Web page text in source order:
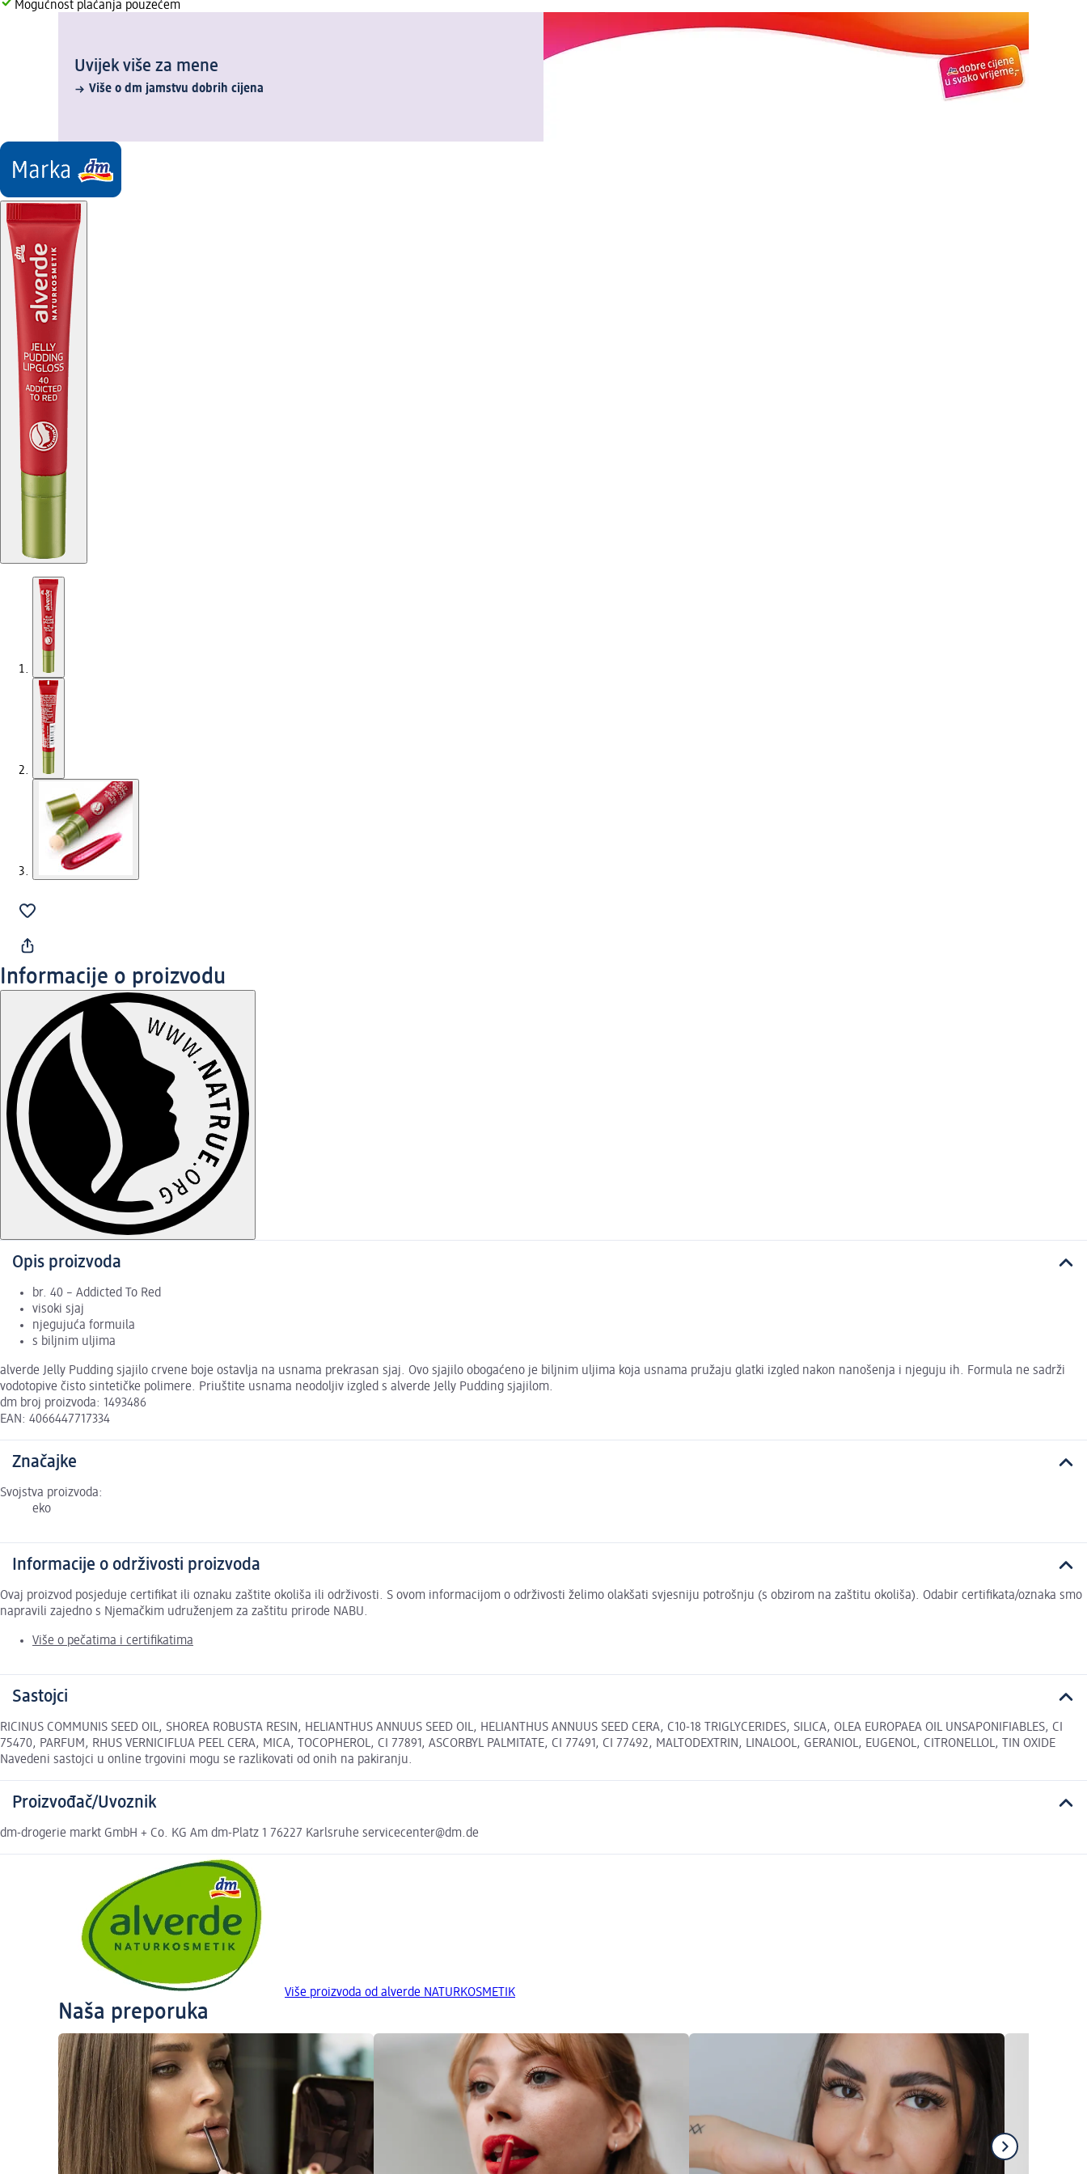
Mogućnost plaćanja pouzećem
Uvijek više za mene
Više o dm jamstvu dobrih cijena
Informacije o proizvodu
Opis proizvoda
br. 40 – Addicted To Red
visoki sjaj
njegujuća formuila
s biljnim uljima
alverde Jelly Pudding sjajilo crvene boje ostavlja na usnama prekrasan sjaj. Ovo sjajilo obogaćeno je biljnim uljima koja usnama pružaju glatki izgled nakon nanošenja i njeguju ih. Formula ne sadrži
vodotopive čisto sintetičke polimere. Priuštite usnama neodoljiv izgled s alverde Jelly Pudding sjajilom.
dm broj proizvoda: 1493486
EAN: 4066447717334
Značajke
Svojstva proizvoda:
eko
Informacije o održivosti proizvoda
Ovaj proizvod posjeduje certifikat ili oznaku zaštite okoliša ili održivosti. S ovom informacijom o održivosti želimo olakšati svjesniju potrošnju (s obzirom na zaštitu okoliša). Odabir certifikata/oznaka smo
napravili zajedno s Njemačkim udruženjem za zaštitu prirode NABU.
Više o pečatima i certifikatima
Sastojci
RICINUS COMMUNIS SEED OIL, SHOREA ROBUSTA RESIN, HELIANTHUS ANNUUS SEED OIL, HELIANTHUS ANNUUS SEED CERA, C10-18 TRIGLYCERIDES, SILICA, OLEA EUROPAEA OIL UNSAPONIFIABLES, CI
75470, PARFUM, RHUS VERNICIFLUA PEEL CERA, MICA, TOCOPHEROL, CI 77891, ASCORBYL PALMITATE, CI 77491, CI 77492, MALTODEXTRIN, LINALOOL, GERANIOL, EUGENOL, CITRONELLOL, TIN OXIDE
Navedeni sastojci u online trgovini mogu se razlikovati od onih na pakiranju.
Proizvođač/Uvoznik
dm-drogerie markt GmbH + Co. KG Am dm-Platz 1 76227 Karlsruhe servicecenter@dm.de
Više proizvoda od alverde NATURKOSMETIK
Naša preporuka